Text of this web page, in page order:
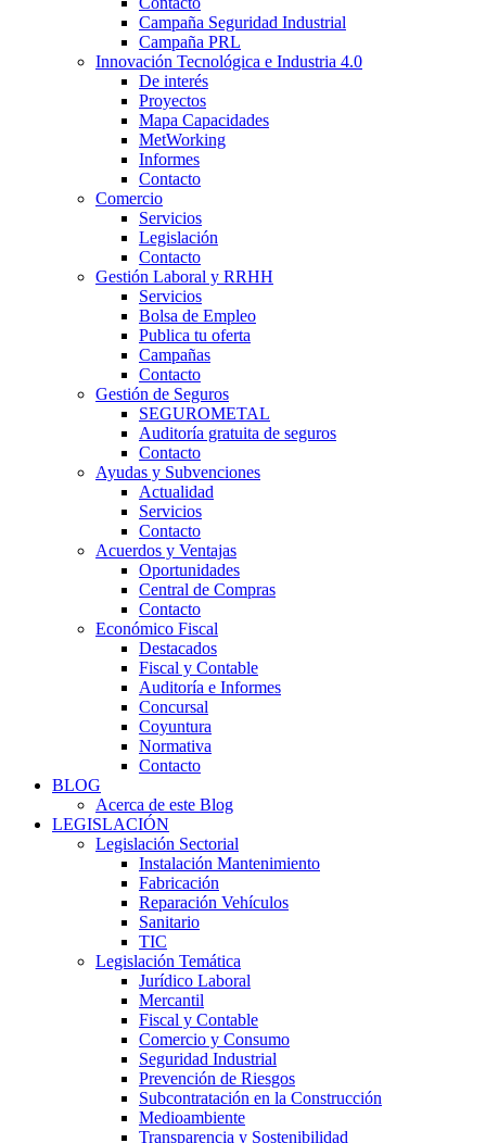
Campaña Seguridad Industrial
Campaña PRL
Innovación Tecnológica e Industria 4.0
De interés
Proyectos
Mapa Capacidades
MetWorking
Informes
Contacto
Comercio
Servicios
Legislación
Contacto
Gestión Laboral y RRHH
Servicios
Bolsa de Empleo
Publica tu oferta
Campañas
Contacto
Gestión de Seguros
SEGUROMETAL
Auditoría gratuita de seguros
Contacto
Ayudas y Subvenciones
Actualidad
Servicios
Contacto
Acuerdos y Ventajas
Oportunidades
Central de Compras
Contacto
Económico Fiscal
Destacados
Fiscal y Contable
Auditoría e Informes
Concursal
Coyuntura
Normativa
Contacto
BLOG
Acerca de este Blog
LEGISLACIÓN
Legislación Sectorial
Instalación Mantenimiento
Fabricación
Reparación Vehículos
Sanitario
TIC
Legislación Temática
Jurídico Laboral
Mercantil
Fiscal y Contable
Comercio y Consumo
Seguridad Industrial
Prevención de Riesgos
Subcontratación en la Construcción
Medioambiente
Transparencia y Sostenibilidad